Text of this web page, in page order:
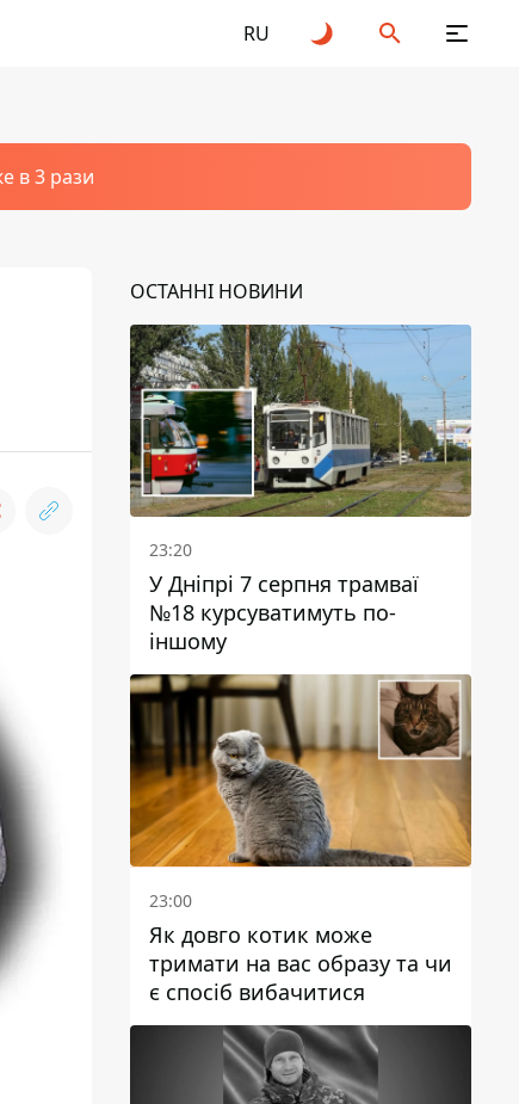
RU
в 3 рази
ОСТАННІ НОВИНИ
23:20
У Дніпрі 7 серпня трамваї
№18 курсуватимуть по-
іншому
23:00
Як довго котик може
тримати на вас образу та чи
є спосіб вибачитися